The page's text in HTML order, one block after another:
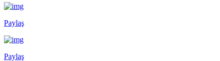
Paylaş
Paylaş